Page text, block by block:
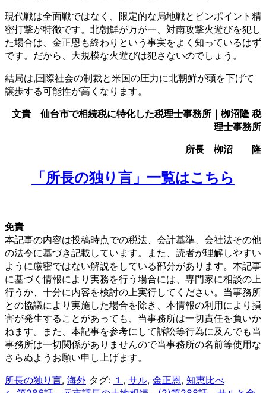
現代戦は全面戦ではなく、限定的な局地戦とピンポイント精
密打撃が特徴です。北朝鮮が万が一、対南攻撃火遊びを犯し
た場合は、金正恩も終わりという事実をよく知っているはず
です。だから、大規模な火遊びは犯さないのでしょう。
結局は,国際社会の制裁と米国の圧力に北朝鮮が頭を下げて
譲歩する可能性が高くなります。
文責 仙台市で相続税に特化した税理士事務所｜栁沼隆 税
理士事務所
所長 栁沼 隆
「所長の独り言」一覧はこちら
免責
本記事の内容は投稿時点での税法、会計基準、会社法その他
の法令に基づき記載しています。また、読者が理解しやすい
ように厳密ではない解説をしている部分があります。本記事
に基づく情報により実務を行う場合には、専門家に相談の上
行うか、十分に内容を検討の上実行してください。当事務所
との協議により実施した場合を除き、本情報の利用により損
害が発生することがあっても、当事務所は一切責任を負いか
ねます。また、本記事を参考にして訴訟等行為に及んでも当
事務所は一切関係がありませんので当事務所の名前等使用な
さらぬようお願い申し上げます。
所長の独り言, 海外 タグ: １ , サル, 金正恩, 知恵比べ